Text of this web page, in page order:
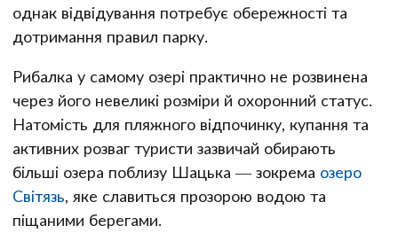
однак відвідування потребує обережності та
дотримання правил парку.
Рибалка у самому озері практично не розвинена
через його невеликі розміри й охоронний статус.
Натомість для пляжного відпочинку, купання та
активних розваг туристи зазвичай обирають
більші озера поблизу Шацька — зокрема озеро
Світязь, яке славиться прозорою водою та
піщаними берегами.